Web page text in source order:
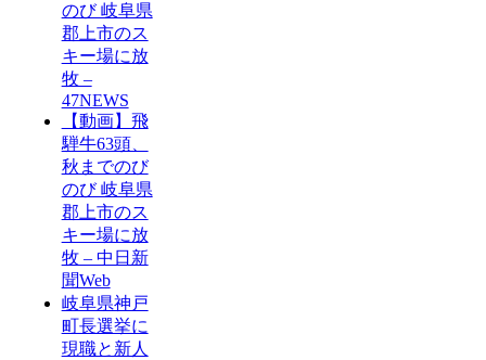
のび 岐阜県
郡上市のス
キー場に放
牧 –
47NEWS
【動画】飛
騨牛63頭、
秋までのび
のび 岐阜県
郡上市のス
キー場に放
牧 – 中日新
聞Web
岐阜県神戸
町長選挙に
現職と新人